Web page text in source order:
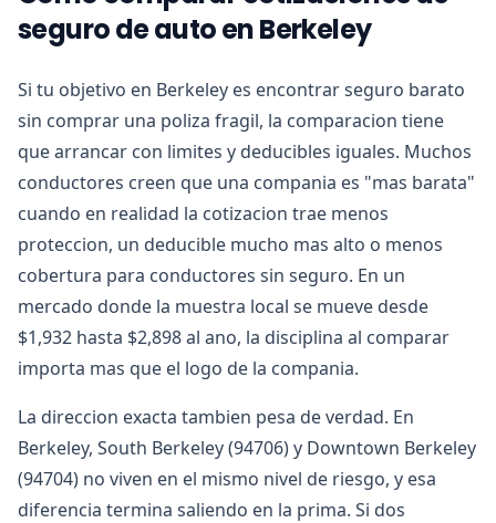
seguro de auto en Berkeley
Si tu objetivo en Berkeley es encontrar seguro barato
sin comprar una poliza fragil, la comparacion tiene
que arrancar con limites y deducibles iguales. Muchos
conductores creen que una compania es "mas barata"
cuando en realidad la cotizacion trae menos
proteccion, un deducible mucho mas alto o menos
cobertura para conductores sin seguro. En un
mercado donde la muestra local se mueve desde
$1,932 hasta $2,898 al ano, la disciplina al comparar
importa mas que el logo de la compania.
La direccion exacta tambien pesa de verdad. En
Berkeley, South Berkeley (94706) y Downtown Berkeley
(94704) no viven en el mismo nivel de riesgo, y esa
diferencia termina saliendo en la prima. Si dos